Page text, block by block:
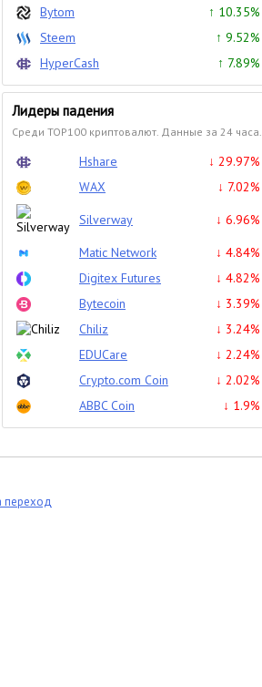
Bytom
↑ 10.35%
Steem
↑ 9.52%
HyperCash
↑ 7.89%
Лидеры падения
Среди TOP100 криптовалют. Данные за 24 часа.
Hshare
↓ 29.97%
WAX
↓ 7.02%
Silverway
↓ 6.96%
Matic Network
↓ 4.84%
Digitex Futures
↓ 4.82%
Bytecoin
↓ 3.39%
Chiliz
↓ 3.24%
EDUCare
↓ 2.24%
Crypto.com Coin
↓ 2.02%
ABBC Coin
↓ 1.9%
переход